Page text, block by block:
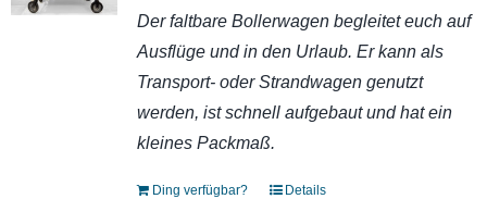
Der faltbare Bollerwagen begleitet euch auf
Ausflüge und in den Urlaub. Er kann als
Transport- oder Strandwagen genutzt
werden, ist schnell aufgebaut und hat ein
kleines Packmaß.
Ding verfügbar? Details